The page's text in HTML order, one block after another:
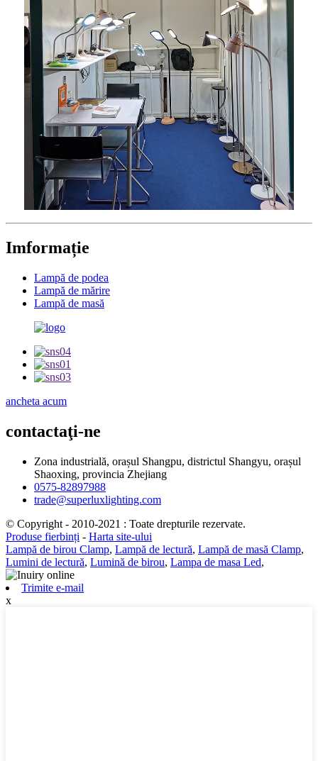
Imformație
Lampă de podea
Lampă de mărire
Lampă de masă
ancheta acum
contactaţi-ne
Zona industrială, orașul Shangpu, districtul Shangyu, orașul
Shaoxing, provincia Zhejiang
0575-82897988
trade@superluxlighting.com
© Copyright - 2010-2021 : Toate drepturile rezervate.
Produse fierbinți - Harta site-ului
Lampă de birou Clamp, Lampă de lectură, Lampă de masă Clamp,
Lumini de lectură, Lumină de birou, Lampa de masa Led,
Trimite e-mail
x